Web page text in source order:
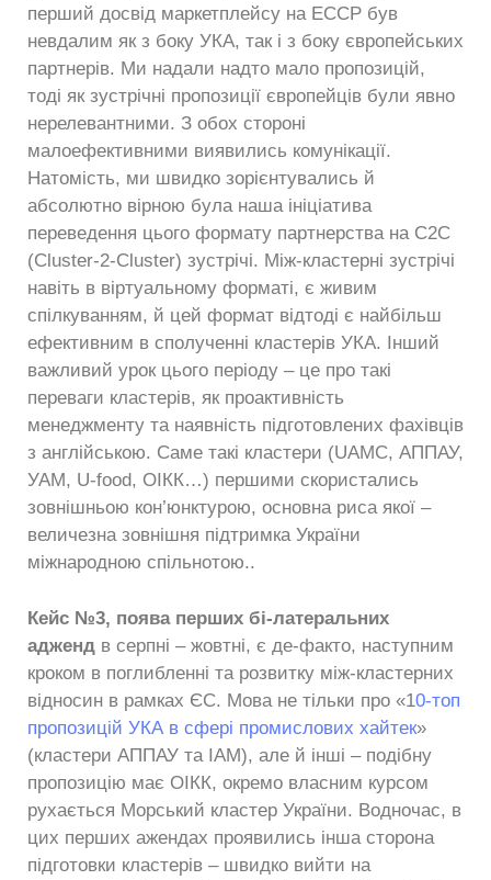
перший досвід маркетплейсу на ЕССР був
невдалим як з боку УКА, так і з боку європейських
партнерів. Ми надали надто мало пропозицій,
тоді як зустрічні пропозиції європейців були явно
нерелевантними. З обох стороні
малоефективними виявились комунікації.
Натомість, ми швидко зорієнтувались й
абсолютно вірною була наша ініціатива
переведення цього формату партнерства на С2С
(Cluster-2-Cluster) зустрічі. Між-кластерні зустрічі
навіть в віртуальному форматі, є живим
спілкуванням, й цей формат відтоді є найбільш
ефективним в сполученні кластерів УКА. Інший
важливий урок цього періоду – це про такі
переваги кластерів, як проактивність
менеджменту та наявність підготовлених фахівців
з англійською. Саме такі кластери (UAMC, АППАУ,
УАМ, U-food, ОІКК…) першими скористались
зовнішньою кон’юнктурою, основна риса якої –
величезна зовнішня підтримка України
міжнародною спільнотою..
Кейс №3, поява перших бі-латеральних
адженд в серпні – жовтні, є де-факто, наступним
кроком в поглибленні та розвитку між-кластерних
відносин в рамках ЄС. Мова не тільки про «10-топ
пропозицій УКА в сфері промислових хайтек»
(кластери АППАУ та ІАМ), але й інші – подібну
пропозицію має ОІКК, окремо власним курсом
рухається Морський кластер України. Водночас, в
цих перших ажендах проявились інша сторона
підготовки кластерів – швидко вийти на